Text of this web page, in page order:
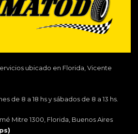
ubicado en Florida, Vicente
de 8 a 18 hs y sábados de 8 a 13 hs.
Mitre 1300, Florida, Buenos Aires